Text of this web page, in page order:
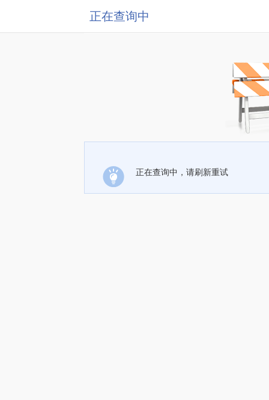
正在查询中
正在查询中，请刷新重试